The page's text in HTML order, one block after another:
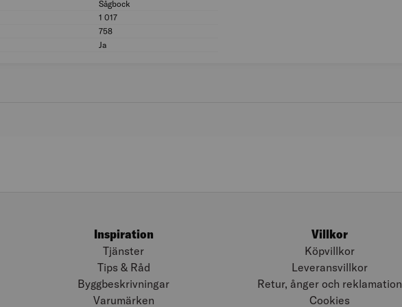
Sågbock
1 017
758
Ja
Inspiration
Tjänster
Tips & Råd
Byggbeskrivningar
Varumärken
Villkor
Köpvillkor
Leveransvillkor
Retur, ånger och reklamation
Cookies